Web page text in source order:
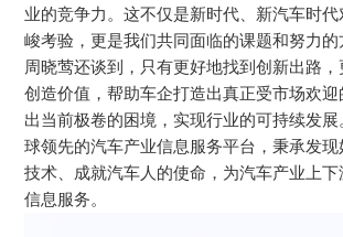
业的竞争力。这不仅是新时代、新汽车时
峻考验，更是我们共同面临的课题和努力的
周晓莺还谈到，只有更好地找到创新出路
创造价值，帮助车企打造出真正受市场欢
出当前极卷的困境，实现行业的可持续发
球领先的汽车产业信息服务平台，秉承发
技术、成就汽车人的使命，为汽车产业上
信息服务。